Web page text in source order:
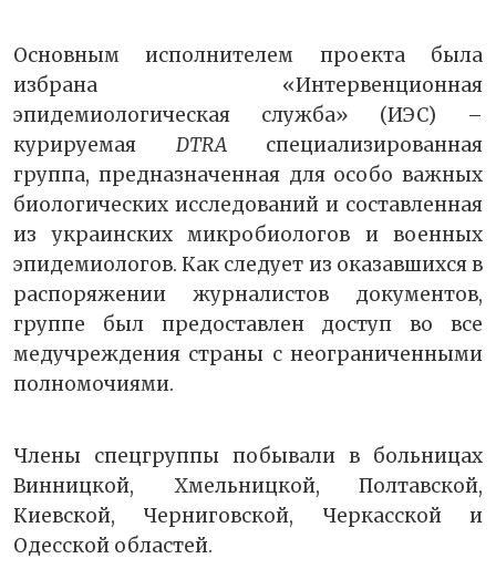
Основным исполнителем проекта была
избрана «Интервенционная
эпидемиологическая служба» (ИЭС) –
курируемая DTRAспециализированная
группа, предназначенная для особо важных
биологических исследований и составленная
из украинских микробиологов и военных
эпидемиологов. Как следует из оказавшихся в
распоряжении журналистов документов,
группе был предоставлен доступ во все
медучреждения страны с неограниченными
полномочиями.
Члены спецгруппы побывали в больницах
Винницкой, Хмельницкой, Полтавской,
Киевской, Черниговской, Черкасской и
Одесской областей.